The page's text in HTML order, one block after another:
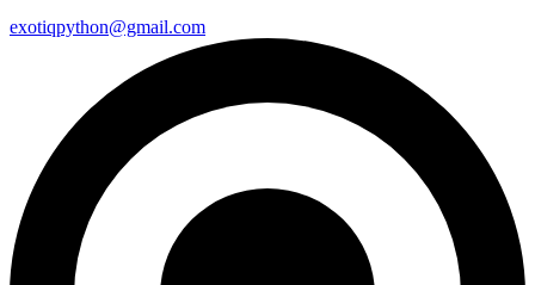
exotiqpython@gmail.com